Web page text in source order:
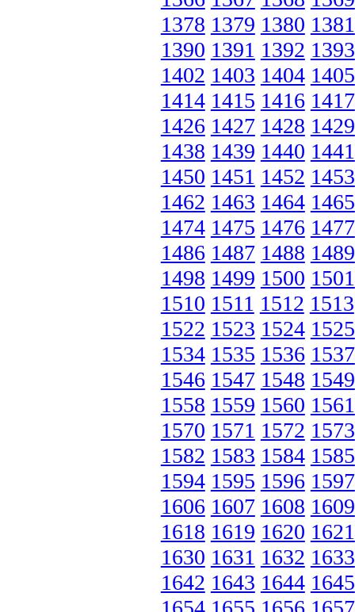
1378 1379 1380 1381
1390 1391 1392 1393
1402 1403 1404 1405
1414 1415 1416 1417
1426 1427 1428 1429
1438 1439 1440 1441
1450 1451 1452 1453
1462 1463 1464 1465
1474 1475 1476 1477
1486 1487 1488 1489
1498 1499 1500 1501
1510 1511 1512 1513
1522 1523 1524 1525
1534 1535 1536 1537
1546 1547 1548 1549
1558 1559 1560 1561
1570 1571 1572 1573
1582 1583 1584 1585
1594 1595 1596 1597
1606 1607 1608 1609
1618 1619 1620 1621
1630 1631 1632 1633
1642 1643 1644 1645